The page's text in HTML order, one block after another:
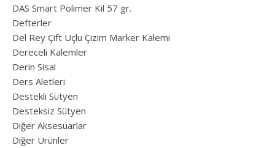
DAS Smart Polimer Kil 57 gr.
Defterler
Del Rey Çift Uçlu Çizim Marker Kalemi
Dereceli Kalemler
Derin Sisal
Ders Aletleri
Destekli Sütyen
Desteksiz Sütyen
Diğer Aksesuarlar
Diğer Ürünler